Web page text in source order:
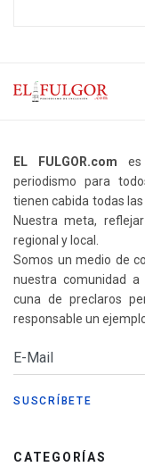
EL FULGOR.com
periodismo para
tienen cabida todas
Nuestra meta,
regional y local.
Somos un medio de
nuestra comunidad a
cuna de preclaros
responsable un
CATEGORÍAS